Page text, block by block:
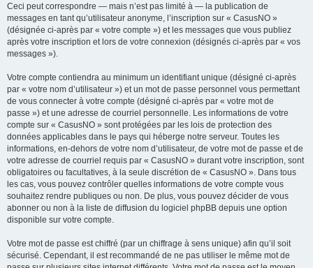
Ceci peut correspondre — mais n’est pas limité à — la publication de
messages en tant qu’utilisateur anonyme, l’inscription sur « CasusNO »
(désignée ci-après par « votre compte ») et les messages que vous publiez
après votre inscription et lors de votre connexion (désignés ci-après par « vos
messages »).
Votre compte contiendra au minimum un identifiant unique (désigné ci-après
par « votre nom d’utilisateur ») et un mot de passe personnel vous permettant
de vous connecter à votre compte (désigné ci-après par « votre mot de
passe ») et une adresse de courriel personnelle. Les informations de votre
compte sur « CasusNO » sont protégées par les lois de protection des
données applicables dans le pays qui héberge notre serveur. Toutes les
informations, en-dehors de votre nom d’utilisateur, de votre mot de passe et de
votre adresse de courriel requis par « CasusNO » durant votre inscription, sont
obligatoires ou facultatives, à la seule discrétion de « CasusNO ». Dans tous
les cas, vous pouvez contrôler quelles informations de votre compte vous
souhaitez rendre publiques ou non. De plus, vous pouvez décider de vous
abonner ou non à la liste de diffusion du logiciel phpBB depuis une option
disponible sur votre compte.
Votre mot de passe est chiffré (par un chiffrage à sens unique) afin qu’il soit
sécurisé. Cependant, il est recommandé de ne pas utiliser le même mot de